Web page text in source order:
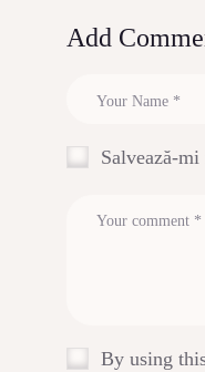
Add
Salvează-
By using